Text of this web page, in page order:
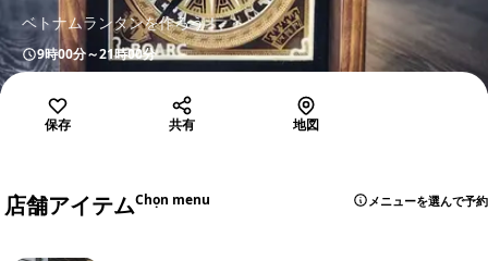
ベトナムランタンを作ろう！
9時00分～21時00分
保存 共有 地図
店舗アイテムChọn menu メニューを選んで予約